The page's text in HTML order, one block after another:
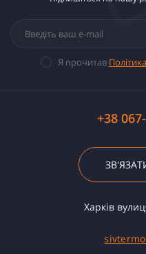
Я прочитав
+38
Харків